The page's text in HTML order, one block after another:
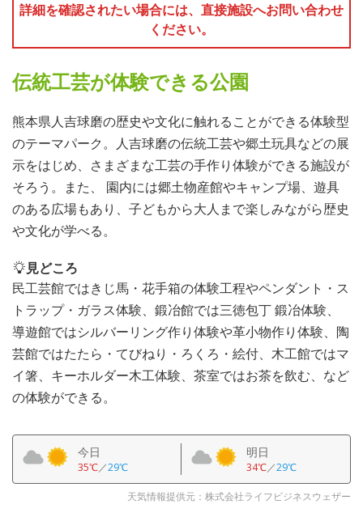
詳細を確認されたい場合には、直接施設へお問い合わせ
ください。
伝統工芸が体験できる公園
熊本県人吉球磨の歴史や文化に触れることができる体験型
のテーマパーク。人吉球磨の伝統工芸や郷土玩具などの展
示をはじめ、さまざまな工芸の手作り体験ができる施設が
そろう。また、 園内には郷土物産館やキャンプ場、遊具
のある広場もあり、子どもから大人まで楽しみながら歴史
や文化が学べる。
見どころ
民工芸館ではきじ馬・花手箱の体験工程やペンダント・ス
トラップ・ガラス体験、鍛冶館では三徳包丁 鍛冶体験、
導遊館ではシルバーリング作り体験や革小物作り体験、陶
芸館ではたたら・てびねり・ろくろ・絵付、木工館ではマ
イ箸、キーホルダー木工体験、茶室ではお茶を飲む、など
の体験ができる。
今日
35℃／29℃
明日
34℃／29℃
天気情報提供元：株式会社ライフビジネスウェザー